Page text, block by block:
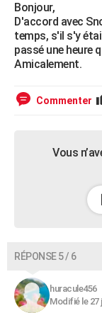
Bonjour,
D'accord avec
temps, s'il s'y
passé une heure
Amicalement.
Commenter
Vous
RÉPONSE 5 / 6
huracule456
Modifié le 27